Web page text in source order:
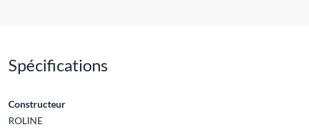
Spécifications
Constructeur
ROLINE